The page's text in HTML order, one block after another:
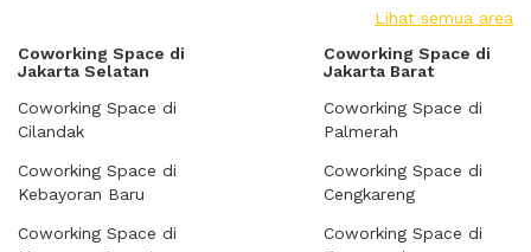
Lihat semua area
Coworking Space di
Jakarta Selatan
Coworking Space di
Cilandak
Coworking Space di
Kebayoran Baru
Coworking Space di
Coworking Space di
Jakarta Barat
Coworking Space di
Palmerah
Coworking Space di
Cengkareng
Coworking Space di